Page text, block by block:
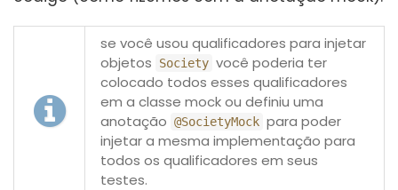
se você usou qualificadores para injetar
objetos
Society você poderia ter
colocado todos esses qualificadores
em a classe mock ou definiu uma
anotação @SocietyMock para poder
injetar a mesma implementação para
todos os qualificadores em seus
testes.